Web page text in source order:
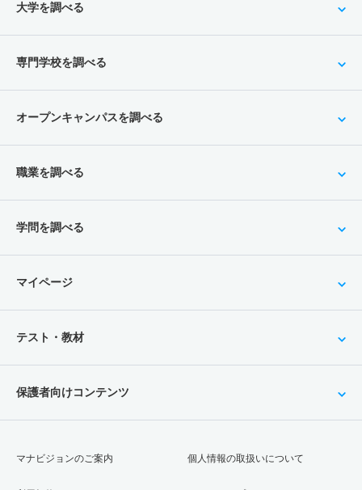
大学を調べる
専門学校を調べる
オープンキャンパスを調べる
職業を調べる
学問を調べる
マイページ
テスト・教材
保護者向けコンテンツ
マナビジョンのご案内 個人情報の取扱いについて